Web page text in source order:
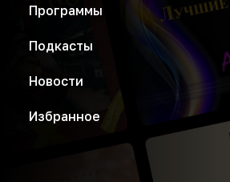
Программы
Подкасты
Новости
Избранное